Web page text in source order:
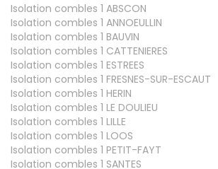
Isolation combles 1 ABSCON
Isolation combles 1 ANNOEULLIN
Isolation combles 1 BAUVIN
Isolation combles 1 CATTENIERES
Isolation combles 1 ESTREES
Isolation combles 1 FRESNES-SUR-ESCAUT
Isolation combles 1 HERIN
Isolation combles 1 LE DOULIEU
Isolation combles 1 LILLE
Isolation combles 1 LOOS
Isolation combles 1 PETIT-FAYT
Isolation combles 1 SANTES